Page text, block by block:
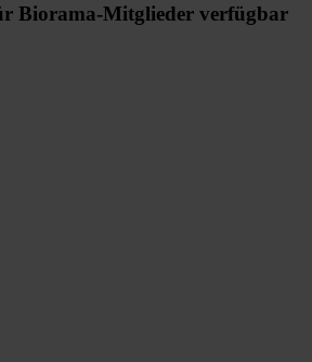
Biorama-Mitglieder verfügbar